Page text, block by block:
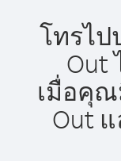
โทรไป
Out
เมื่อคุณ
Out